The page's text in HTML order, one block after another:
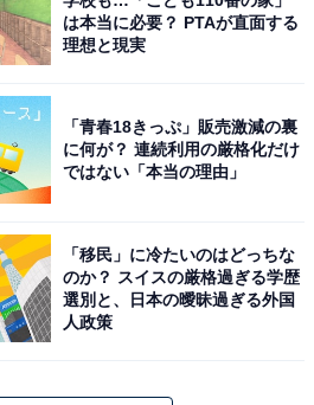
は本当に必要？ PTAが直面する
理想と現実
「青春18きっぷ」販売激減の裏
に何が？ 連続利用の厳格化だけ
ではない「本当の理由」
「移民」に冷たいのはどっちな
のか？ スイスの厳格過ぎる学歴
選別と、日本の曖昧過ぎる外国
人政策